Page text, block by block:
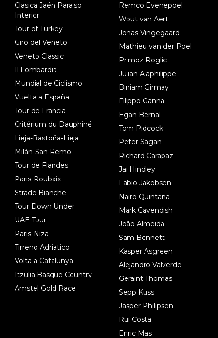
Clasica Jaén Paraiso
Interior
Tour of Turkey
Giro del Veneto
Veneto Classic
Il Lombardia
Mundial de Ciclismo
Vuelta a España
Tour de Francia
Critérium du Dauphiné
Lieja-Bastoña-Lieja
Milán-San Remo
Tour de Flandes
Paris-Roubaix
Strade Bianche
Tour Down Under
UAE Tour
Paris-Niza
Tirreno Adriatico
Volta a Catalunya
Itzulia Basque Country
Amstel Gold Race
Remco Evenepoel
Wout van Aert
Jonas Vingegaard
Mathieu van der Poel
Primoz Roglic
Julian Alaphilippe
Biniam Girmay
Filippo Ganna
Egan Bernal
Tom Pidcock
Peter Sagan
Richard Carapaz
Jai Hindley
Fabio Jakobsen
Nairo Quintana
Mark Cavendish
João Almeida
Sam Bennett
Kasper Asgreen
Alejandro Valverde
Geraint Thomas
Sepp Kuss
Jasper Philipsen
Rui Costa
Enric Mas